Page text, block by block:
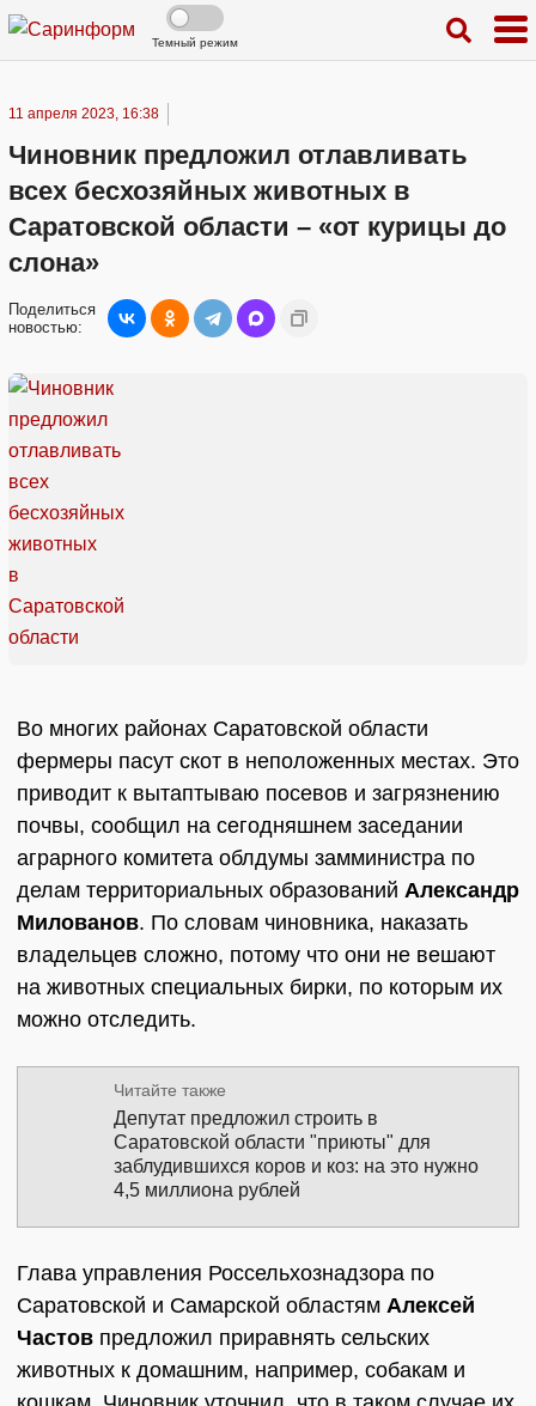
Темный режим
11 апреля 2023, 16:38
Чиновник предложил отлавливать
всех бесхозяйных животных в
Саратовской области – «от курицы до
слона»
Поделиться
новостью:
Во многих районах Саратовской области
фермеры пасут скот в неположенных местах. Это
приводит к вытаптываю посевов и загрязнению
почвы, сообщил на сегодняшнем заседании
аграрного комитета облдумы замминистра по
делам территориальных образований Александр
Милованов. По словам чиновника, наказать
владельцев сложно, потому что они не вешают
на животных специальных бирки, по которым их
можно отследить.
Читайте также
Депутат предложил строить в
Саратовской области "приюты" для
заблудившихся коров и коз: на это нужно
4,5 миллиона рублей
Глава управления Россельхознадзора по
Саратовской и Самарской областям Алексей
Частов предложил приравнять сельских
животных к домашним, например, собакам и